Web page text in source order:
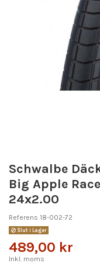
Schwalbe
Big Apple
24x2.00
Referens 18-002-72
Slut i Lager
489,00 kr
Inkl. moms